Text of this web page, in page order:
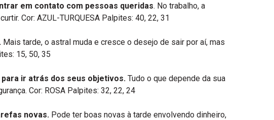
em contato com pessoas queridas. No trabalho, a
Cor: AZUL-TURQUESA Palpites: 40, 22, 31
Mais tarde, o astral muda e cresce o desejo de sair por aí, mas
15, 50, 35
ir atrás dos seus objetivos. Tudo o que depende da sua
Cor: ROSA Palpites: 32, 22, 24
novas. Pode ter boas novas à tarde envolvendo dinheiro,